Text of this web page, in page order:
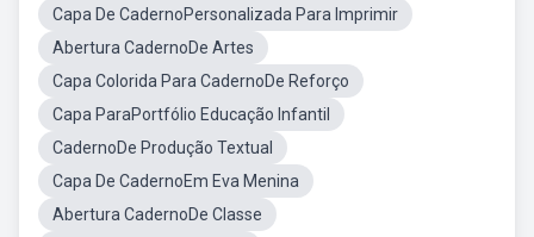
Capa De CadernoPersonalizada Para Imprimir
Abertura CadernoDe Artes
Capa Colorida Para CadernoDe Reforço
Capa ParaPortfólio Educação Infantil
CadernoDe Produção Textual
Capa De CadernoEm Eva Menina
Abertura CadernoDe Classe